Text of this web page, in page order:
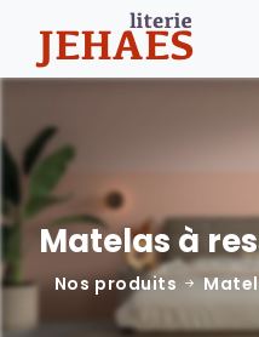
Matelas à
Nos produits